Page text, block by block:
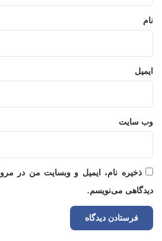
نام
ایمیل
وب‌ سایت
ذخیره نام، ایمیل و وبسایت من در
دیدگاهی می‌نویسم.